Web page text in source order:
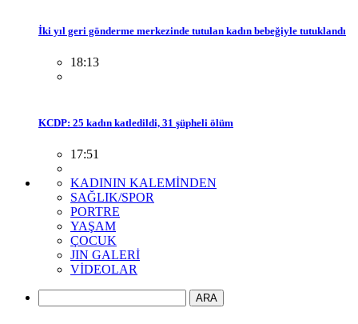
İki yıl geri gönderme merkezinde tutulan kadın bebeğiyle tutuklandı
18:13
KCDP: 25 kadın katledildi, 31 şüpheli ölüm
17:51
KADININ KALEMİNDEN
SAĞLIK/SPOR
PORTRE
YAŞAM
ÇOCUK
JIN GALERİ
VİDEOLAR
ARA